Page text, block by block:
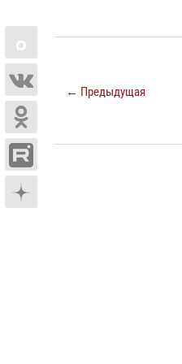
← Предыдущая